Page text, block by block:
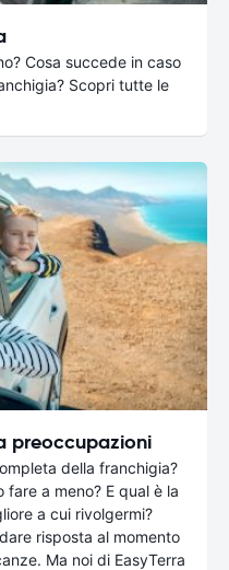
Cosa succede in caso
Scopri tutte le
preoccupazioni
della franchigia?
fare a meno? E qual è la
a cui rivolgermi?
risposta al momento
Ma noi di EasyTerra